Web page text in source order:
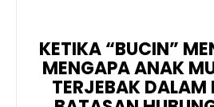
KETIKA “BUCIN”
MENGAPA ANAK
TERJEBAK DALAM